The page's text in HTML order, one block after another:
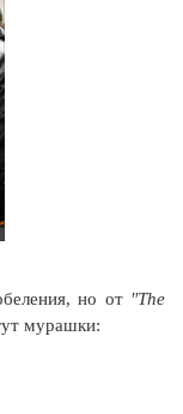
но от "The
мурашки: